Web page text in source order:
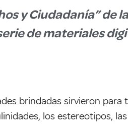
y Ciudadanía” de
de materiales
brindadas sirvieron
los estereotipos,